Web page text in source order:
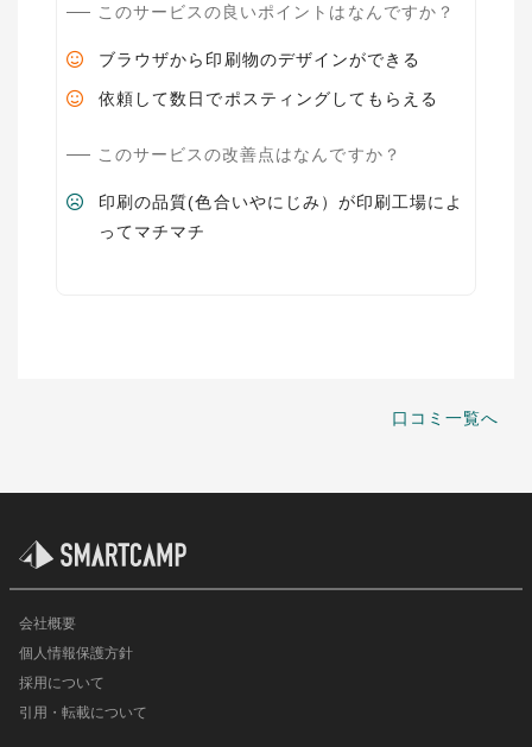
このサービスの良いポイントはなんですか？
ブラウザから印刷物のデザインができる
依頼して数日でポスティングしてもらえる
このサービスの改善点はなんですか？
印刷の品質(色合いやにじみ）が印刷工場によ
ってマチマチ
口コミ一覧へ
会社概要
個人情報保護方針
採用について
引用・転載について